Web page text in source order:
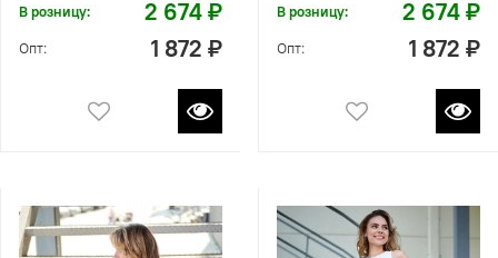
В розницу: 2 674 ₽
Опт: 1 872 ₽
В розницу: 2 674 ₽
Опт: 1 872 ₽